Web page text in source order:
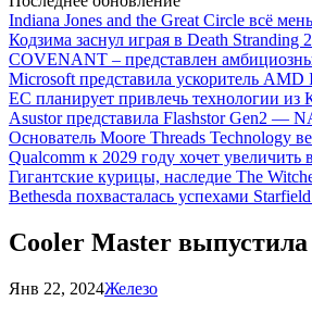
Indiana Jones and the Great Circle всё
Кодзима заснул играя в Death Stranding 2
COVENANT – представлен
Microsoft представила ускоритель
ЕС планирует привлечь технологии из
Asustor представила Flashstor Gen2 —
Основатель Moore Threads Technology
Qualcomm к 2029 году хочет
Гигантские курицы, наследие The
Bethesda похвасталась успехами
Cooler Master
Янв 22, 2024Железо